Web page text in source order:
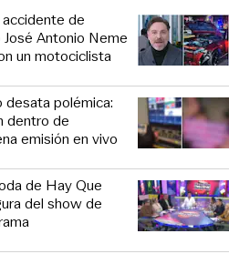
de
Antonio Neme
un motociclista
polémica:
dentro de
emisión en vivo
de Hay Que
del show de